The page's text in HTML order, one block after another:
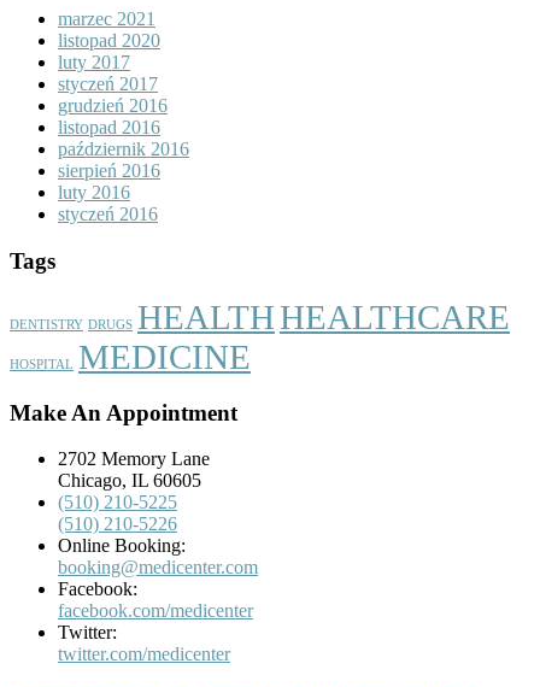
marzec 2021
listopad 2020
luty 2017
styczeń 2017
grudzień 2016
listopad 2016
październik 2016
sierpień 2016
luty 2016
styczeń 2016
Tags
DENTISTRY DRUGS HEALTHHEALTHCARE
HOSPITAL MEDICINE
Make An Appointment
2702 Memory Lane
Chicago, IL 60605
(510) 210-5225
(510) 210-5226
Online Booking:
booking@medicenter.com
Facebook:
facebook.com/medicenter
Twitter:
twitter.com/medicenter